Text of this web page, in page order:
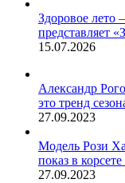
Здоровое лето
представляет
15.07.2026
Александр
это тренд
27.09.2023
Модель Рози
показ в
27.09.2023